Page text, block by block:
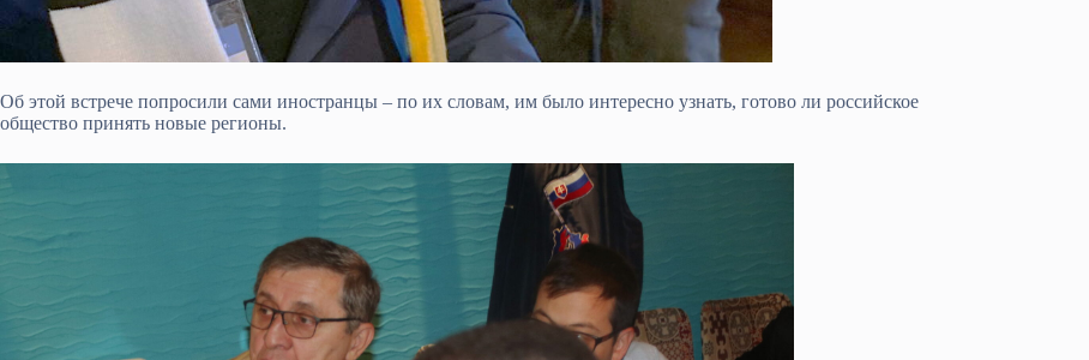
Об этой встрече попросили сами иностранцы – по их словам, им было интересно узнать, готово ли российское
общество принять новые регионы.